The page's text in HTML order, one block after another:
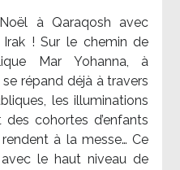
à Qaraqosh avec
Irak ! Sur le chemin de
Mar Yohanna, à
répand déjà à travers
les illuminations
cohortes d’enfants
à la messe… Ce
le haut niveau de